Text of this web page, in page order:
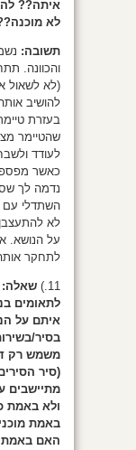
איתה??
לא
תשובה:
והכוונה.
(לא לשאול
להושיב
בעזרת
שהטיימר
לעודד
כאשר
נדמה לך
השתדלי עם
לא
על הנושא.
לתחקר
11.) שאלה:
לתאומים
איתם על
בסיר/
משמש רק
(סיר
מתיישבים
ולא באמת
באמת
האם באמת